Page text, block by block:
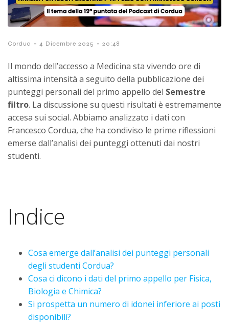
Cordua - 4 Dicembre 2025 - 20:48
Il mondo dell’accesso a Medicina sta vivendo ore di
altissima intensità a seguito della pubblicazione dei
punteggi personali del primo appello del Semestre
filtro. La discussione su questi risultati è estremamente
accesa sui social. Abbiamo analizzato i dati con
Francesco Cordua, che ha condiviso le prime riflessioni
emerse dall’analisi dei punteggi ottenuti dai nostri
studenti.
Indice
Cosa emerge dall’analisi dei punteggi personali
degli studenti Cordua?
Cosa ci dicono i dati del primo appello per Fisica,
Biologia e Chimica?
Si prospetta un numero di idonei inferiore ai posti
disponibili?